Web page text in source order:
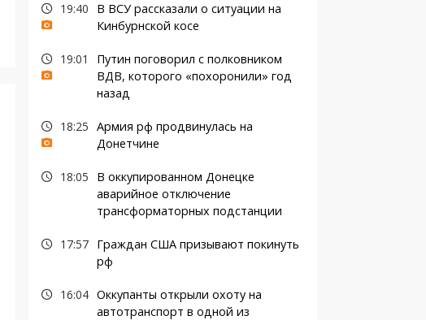
19:40
В ВСУ рассказали о ситуации на
Кинбурнской косе
19:01
Путин поговорил с полковником
ВДВ, которого «похоронили» год
назад
18:25 Армия рф продвинулась на
Донетчине
18:05
В оккупированном Донецке
аварийное отключение
трансформаторных подстанции
17:57
Граждан США призывают покинуть
рф
16:04 Оккупанты открыли охоту на
автотранспорт в одной из